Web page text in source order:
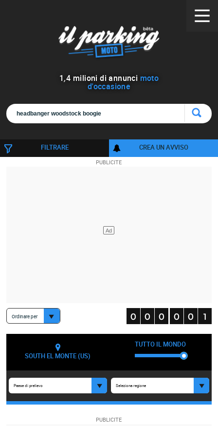
1,4 milioni di annunci moto
d'occasione
FILTRARE CREA UN AVVISO
Ordinare per
SOUTH EL MONTE (US)
TUTTO IL MONDO
Paese di prelievo Seleziona regione